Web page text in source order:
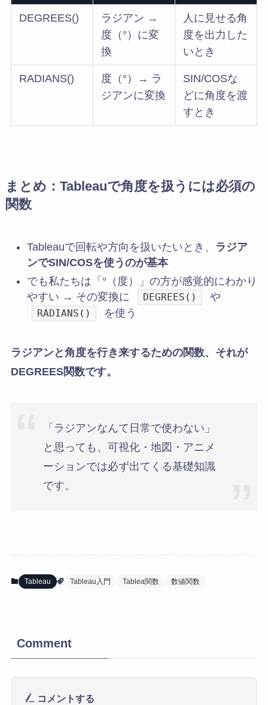
DEGREES()
ラジアン →
度（°）に変
換
人に見せる角
度を出力した
いとき
RADIANS()
度（°）→ ラ
ジアンに変換
SIN/COSな
どに角度を渡
すとき
まとめ：Tableauで角度を扱うには必須の
関数
Tableauで回転や方向を扱いたいとき、
ラジア
ンでSIN/COSを使うのが基本
でも私たちは「°（度）」の方が感覚的にわかり
やすい → その変換に
DEGREES() や
RADIANS() を使う
ラジアンと角度を行き来するための関数、それが
DEGREES関数です。
「ラジアンなんて日常で使わない」
と思っても、可視化・地図・アニメ
ーションでは必ず出てくる基礎知識
です。
Tableau Tableau入門 Tablea関数 数値関数
Comment
コメントする